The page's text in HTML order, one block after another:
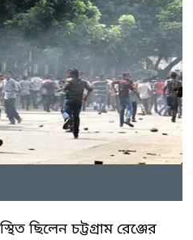
ছিলেন চট্টগ্রাম রেঞ্জের